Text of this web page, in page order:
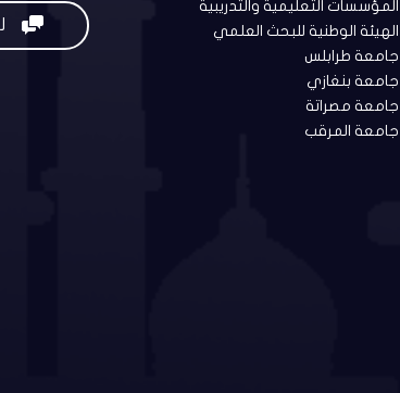
المؤسسات التعليمية والتدريبية
الهيئة الوطنية للبحث العلمي
جامعة طرابلس
جامعة بنغازي
جامعة مصراتة
جامعة المرقب
